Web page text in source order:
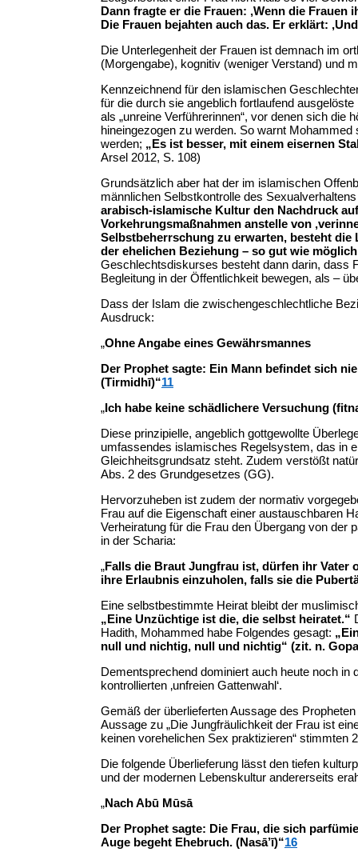
Dann fragte er die Frauen: ‚Wenn die
Die Frauen bejahten auch das. Er erklärt:
Die Unterlegenheit der Frauen ist demnach im
(Morgengabe), kognitiv (weniger Verstand) und
Kennzeichnend für den islamischen
für die durch sie angeblich fortlaufend
als „unreine Verführerinnen“, vor denen sich
hineingezogen zu werden. So warnt
werden; „Es ist besser, mit einem eisernen
Arsel 2012, S. 108)
Grundsätzlich aber hat der im islamischen
männlichen Selbstkontrolle des
arabisch-islamische Kultur den Nachdruck
Vorkehrungsmaßnahmen anstelle von
Selbstbeherrschung zu erwarten, besteht
der ehelichen Beziehung – so gut wie
Geschlechtsdiskurses besteht dann darin, dass
Begleitung in der Öffentlichkeit bewegen, als –
Dass der Islam die zwischengeschlechtliche
Ausdruck:
„Ohne Angabe eines Gewährsmannes
Der Prophet sagte: Ein Mann befindet sich
(Tirmidhī)“11
„Ich habe keine schädlichere Versuchung
Diese prinzipielle, angeblich gottgewollte
umfassendes islamisches Regelsystem, das in
Gleichheitsgrundsatz steht. Zudem verstößt
Abs. 2 des Grundgesetzes (GG).
Hervorzuheben ist zudem der normativ
Frau auf die Eigenschaft einer austauschbaren
Verheiratung für die Frau den Übergang von
in der Scharia:
„Falls die Braut Jungfrau ist, dürfen ihr Vater
ihre Erlaubnis einzuholen, falls sie die
Eine selbstbestimmte Heirat bleibt der
„Eine Unzüchtige ist die, die selbst heiratet.“
Hadith, Mohammed habe Folgendes gesagt:
null und nichtig, null und nichtig“ (zit. n.
Dementsprechend dominiert auch heute noch in
kontrollierten ‚unfreien Gattenwahl‘.
Gemäß der überlieferten Aussage des
Aussage zu „Die Jungfräulichkeit der Frau ist
keinen vorehelichen Sex praktizieren“ stimmten
Die folgende Überlieferung lässt den tiefen
und der modernen Lebenskultur andererseits
„Nach Abū Mūsā
Der Prophet sagte: Die Frau, die sich
Auge begeht Ehebruch. (Nasā’ī)“16